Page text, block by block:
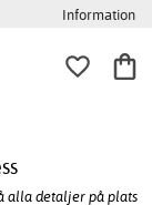
Information
alla detaljer på plats